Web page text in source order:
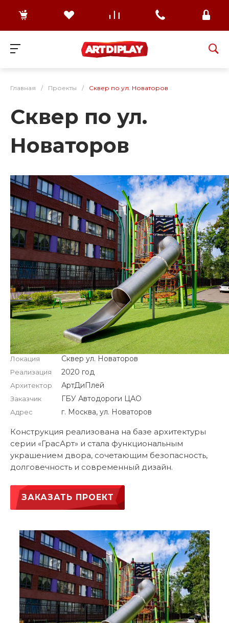
Главная / Проекты / Сквер по ул. Новаторов
Сквер по ул.
Новаторов
Локация
Реализация
Архитектор
Заказчик
Адрес
Сквер ул. Новаторов
2020 год
АртДиПлей
ГБУ Автодороги ЦАО
г. Москва, ул. Новаторов
Конструкция реализована на базе архитектуры
серии «ГрасАрт» и стала функциональным
украшением двора, сочетающим безопасность,
долговечность и современный дизайн.
ЗАКАЗАТЬ ПРОЕКТ